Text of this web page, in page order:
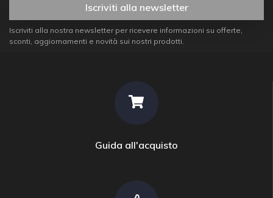
Iscriviti alla newsletter
Iscriviti alla nostra newsletter per ricevere informazioni su offerte,
sconti, aggiornamenti e novità sui nostri prodotti.
Guida all'acquisto